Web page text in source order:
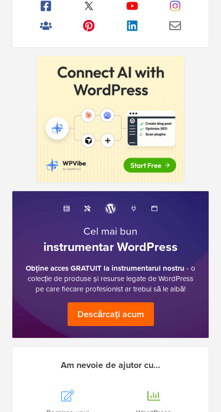
Cel mai bun
instrumentar WordPress
Obține acces GRATUIT la instrumentarul nostru - o
colecție de produse și resurse legate de WordPress
pe care fiecare profesionist ar trebui să le aibă!
Descărcați acum
Am nevoie de ajutor cu…